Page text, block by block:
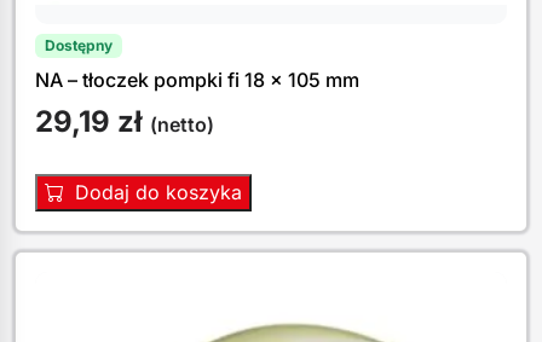
Dostępny
NA – tłoczek pompki fi 18 x 105 mm
29,19 zł (netto)
Dodaj do koszyka